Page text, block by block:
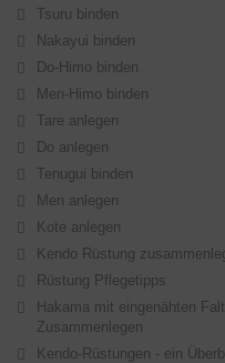
Tsuru binden
Nakayui binden
Do-Himo binden
Men-Himo binden
Tare anlegen
Do anlegen
Tenugui binden
Men anlegen
Kote anlegen
Kendo Rüstung
Rüstung Pflegetipps
Hakama mit eingenähten
Zusammenlegen
Kendo-Rüstungen - ein